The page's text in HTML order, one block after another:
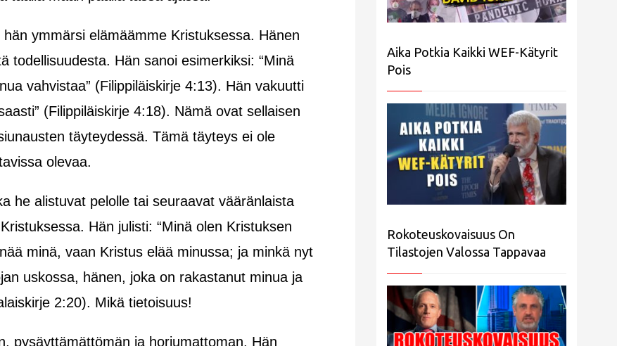
ymmärsi elämäämme Kristuksessa. Hänen
todellisuudesta. Hän sanoi esimerkiksi: “Minä
vahvistaa” (Filippiläiskirje 4:13). Hän vakuutti
(Filippiläiskirje 4:18). Nämä ovat sellaisen
täyteydessä. Tämä täyteys ei ole
olevaa.
he alistuvat pelolle tai seuraavat vääränlaista
Hän julisti: “Minä olen Kristuksen
minä, vaan Kristus elää minussa; ja minkä nyt
uskossa, hänen, joka on rakastanut minua ja
2:20). Mikä tietoisuus!
pysäyttämättömän ja horjumattoman. Hän
Aika Potkia Kaikki WEF-Kätyrit
Pois
Rokoteuskovaisuus On
Tilastojen Valossa Tappavaa